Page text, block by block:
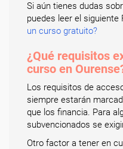
Si aún tienes dudas
puedes leer el siguiente
un curso gratuito?
¿Qué requisitos
curso en
Los requisitos de
siempre estarán
que los financia. Para
subvencionados se
Otro factor a tener en